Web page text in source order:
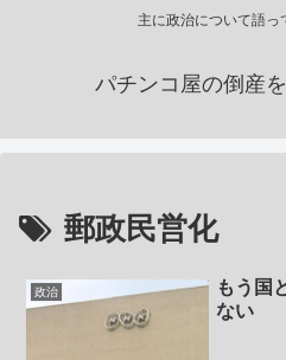
主に政治について語っ
パチンコ屋の倒産
郵政民営化
政治
もう国
ない